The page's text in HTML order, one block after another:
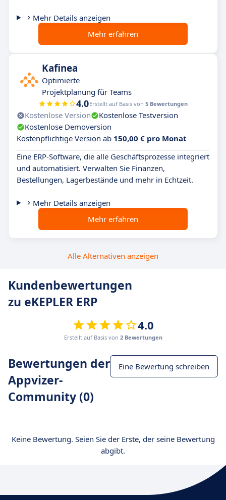
Mehr Details anzeigen
Mehr erfahren
Kafinea
Optimierte
Projektplanung für Teams
4.0Erstellt auf Basis von 5 Bewertungen
Kostenlose Version
Kostenlose Testversion
Kostenlose Demoversion
Kostenpflichtige Version ab 150,00 € pro Monat
Eine ERP-Software, die alle Geschäftsprozesse integriert
und automatisiert. Verwalten Sie Finanzen,
Bestellungen, Lagerbestände und mehr in Echtzeit.
Mehr Details anzeigen
Mehr erfahren
Alle Alternativen anzeigen
Kundenbewertungen
zu eKEPLER ERP
4.0
Erstellt auf Basis von 2 Bewertungen
Bewertungen der
Appvizer-
Community (0)
Eine Bewertung schreiben
Keine Bewertung. Seien Sie der Erste, der seine Bewertung
abgibt.